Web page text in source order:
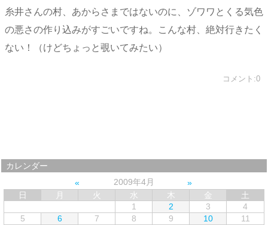
糸井さんの村、あからさまではないのに、ゾワワとくる気色
の悪さの作り込みがすごいですね。こんな村、絶対行きたく
ない！（けどちょっと覗いてみたい）
コメント:0
カレンダー
2009年4月
日
月 火 水 木 金
土
1
2 3
4
5
6 7 8 9 10
11